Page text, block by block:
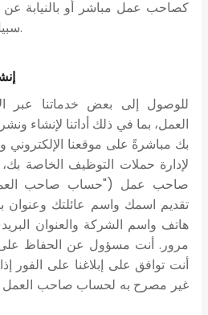
كصاحب عمل مباشر أو بالنيابة
سبيل المثال لا الحصر، كوكالة.
1.
للوصول إلى بعض خدماتنا عبر
العمل، بما في ذلك أداتنا لإنشاء
بك مباشرةً على موقعنا الإلكتروني
لإدارة حملات التوظيف الخاصة
صاحب عمل ("حساب صاحب
تقديم اسمك واسم عائلتك وعنوان
هاتف واسم الشركة والعنوان
مرور. أنت مسؤول عن الحفاظ
أنت توافق على إبلاغنا على الفور
غير مصرح به لحساب صاحب العمل